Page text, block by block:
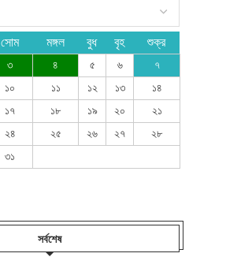
সোম মঙ্গল বুধ বৃহ শুক্র
৩ ৪ ৫ ৬
৭
১০ ১১ ১২ ১৩
১৪
১৭ ১৮ ১৯ ২০
২১
২৪ ২৫ ২৬ ২৭
২৮
৩১
সর্বশেষ